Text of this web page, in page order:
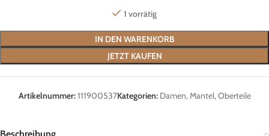
1 vorrätig
IN DEN WARENKORB
JETZT KAUFEN
Artikelnummer:111900537Kategorien: Damen, Mantel, Oberteile
Beschreibung